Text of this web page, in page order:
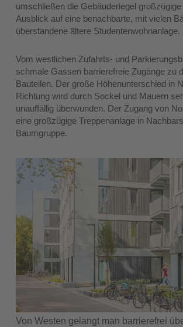
umschließen die Gebäuderiegel
Ausblick auf eine benachbarte, mit vielen
überstandene ältere Studentenwohnanlage.
Vom westlichen Zufahrts- und
schmale Gassen barrierefreie Zugänge zu
Bauteilen. Der große Höhenunterschied in
Richtung wird durch Sockel und Mauern
unauffällig überwunden. Der Zugang von
eine großzügige Treppenanlage in
Baumgruppe.
Von Westen gelangt man barrierefrei